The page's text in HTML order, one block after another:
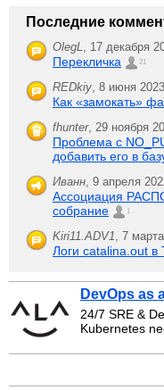
Последние
OlegL 17 декабря
Перекличка 21
REDkiy 8 июня
Как «замокать»
fhunter, 29 ноября
Проблема с
добавить его в
Иванн 9 апреля
Ассоциация
собрание
1
Kiri11.ADV1 7
Логи catalina.out в
DevOps as
24/7 SRE &
Kubernetes